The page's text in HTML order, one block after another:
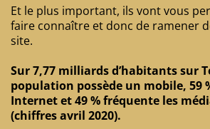
Et le plus important, ils vont vous
faire connaître et donc de ramener
site.
Sur 7,77 milliards d’habitants sur
population possède un mobile, 59
Internet et 49 % fréquente les
(chiffres avril 2020).